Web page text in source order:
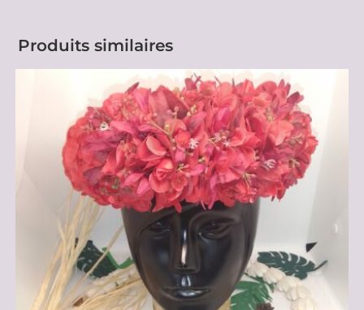
Produits similaires